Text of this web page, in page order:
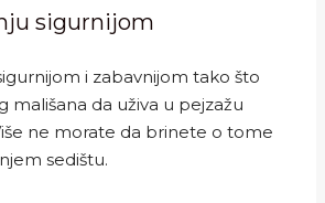
sigurnijom
i zabavnijom tako što
mališana da uživa u pejzažu
ne morate da brinete o tome
sedištu.